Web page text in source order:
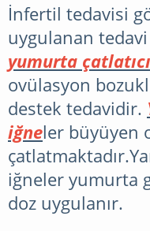
İnfertil tedavisi
uygulanan
yumurta
ovülasyon
destek tedavidir.
iğneler büyüyen
iğneler yumurta
doz uygulanır.